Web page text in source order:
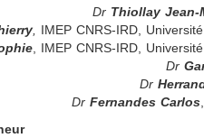
Dr Thiollay Jean-
, IMEP CNRS-IRD,
, IMEP CNRS-IRD,
Dr
Dr
DrFernandes Carlos